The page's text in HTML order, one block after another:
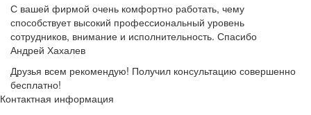
С вашей фирмой очень комфортно работать, чему
способствует высокий профессиональный уровень
сотрудников, внимание и исполнительность. Спасибо
Андрей Хахалев
Друзья всем рекомендую! Получил консультацию совершенно
бесплатно!
Контактная информация